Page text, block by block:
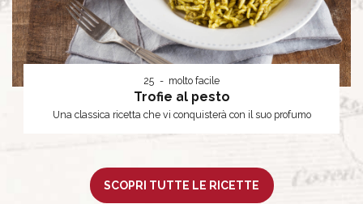
25 molto facile
Trofie al pesto
Una classica ricetta che vi conquisterà con il suo profumo
SCOPRI TUTTE LE RICETTE